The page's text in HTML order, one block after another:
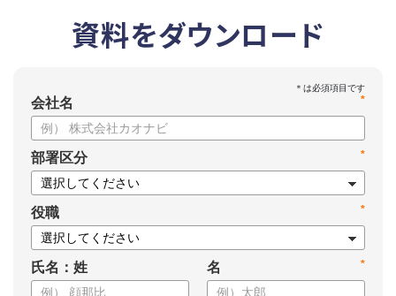
資料をダウンロード
*
会社名
*
部署区分
*
役職
氏名：姓 *
名